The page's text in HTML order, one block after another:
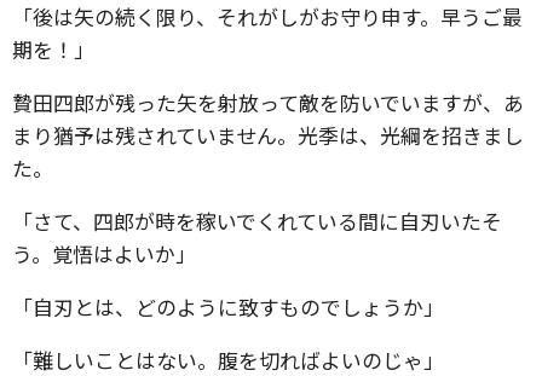
「後は矢の続く限り、それがしがお守り申す。早うご最
期を！」
贄田四郎が残った矢を射放って敵を防いでいますが、あ
まり猶予は残されていません。光季は、光綱を招きまし
た。
「さて、四郎が時を稼いでくれている間に自刃いたそ
う。覚悟はよいか」
「自刃とは、どのように致すものでしょうか」
「難しいことはない。腹を切ればよいのじゃ」